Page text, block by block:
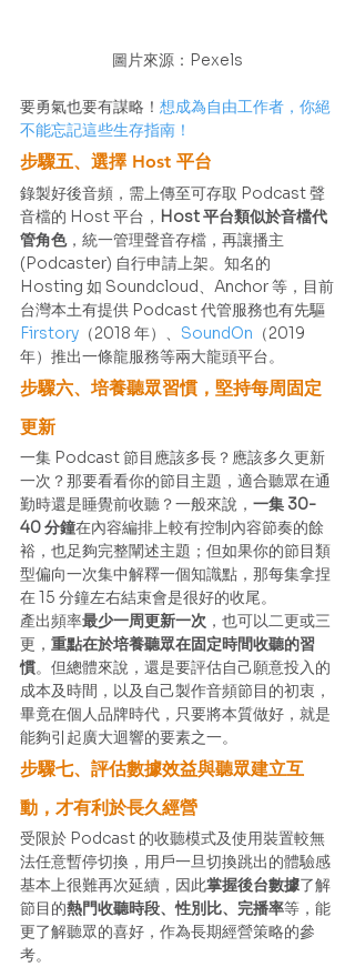
圖片來源：Pexels
要勇氣也要有謀略！ 想成為自由工作者，你絕
不能忘記這些生存指南！
步驟五、選擇 Host 平台
錄製好後音頻，需上傳至可存取 Podcast 聲
音檔的 Host 平台， Host 平台類似於音檔代
管角色，統一管理聲音存檔，再讓播主
(Podcaster) 自行申請上架。知名的
Hosting 如 Soundcloud、Anchor 等，目前
台灣本土有提供 Podcast 代管服務也有先驅
Firstory （2018 年）、 SoundOn （2019
年）推出一條龍服務等兩大龍頭平台。
步驟六、培養聽眾習慣，堅持每周固定
更新
一集 Podcast 節目應該多長？應該多久更新
一次？那要看看你的節目主題，適合聽眾在通
勤時還是睡覺前收聽？一般來說， 一集 30-
40 分鐘在內容編排上較有控制內容節奏的餘
裕，也足夠完整闡述主題；但如果你的節目類
型偏向一次集中解釋一個知識點，那每集拿捏
在 15 分鐘左右結束會是很好的收尾。
產出頻率最少一周更新一次 ，也可以二更或三
更， 重點在於培養聽眾在固定時間收聽的習
慣。但總體來說，還是要評估自己願意投入的
成本及時間，以及自己製作音頻節目的初衷，
畢竟在個人品牌時代，只要將本質做好，就是
能夠引起廣大迴響的要素之一。
步驟七、評估數據效益與聽眾建立互
動，才有利於長久經營
受限於 Podcast 的收聽模式及使用裝置較無
法任意暫停切換，用戶一旦切換跳出的體驗感
基本上很難再次延續，因此掌握後台數據了解
節目的熱門收聽時段、性別比、完播率等，能
更了解聽眾的喜好，作為長期經營策略的參
考。